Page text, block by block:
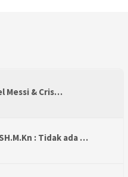
Messi & Cris…
: Tidak ada …